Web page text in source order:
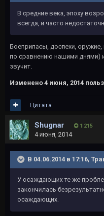
В средние века, эпоху
всегда, и часто
Боеприпасы, доспехи,
по сравнению нашими днями)
звучит.
Изменено 4 июня, 2014
Цитата
Shugnar 1 215
4 июня, 2014
В 04.06.2014 в 17:16,
У осаждающих те же
закончилась
осаждающих.